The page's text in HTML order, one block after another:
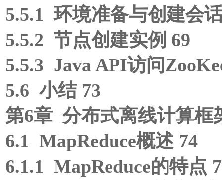
5.5.1 环境准备与创建会
5.5.2 节点创建实例 69
5.5.3 Java API访问
5.6 小结 73
第6章 分布式离线计算
6.1 MapReduce概述 74
6.1.1 MapReduce的特点